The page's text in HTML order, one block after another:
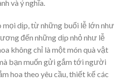
và ý nghĩa.
mọi dịp, từ những buổi lễ lớn như
đến những dịp nhỏ như lễ
không chỉ là một món quà vật
bạn muốn gửi gắm tới người
hoa theo yêu cầu, thiết kế các